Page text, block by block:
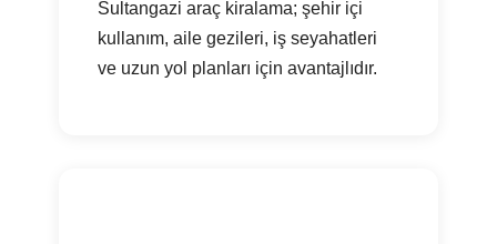
Sultangazi araç kiralama; şehir içi
kullanım, aile gezileri, iş seyahatleri
ve uzun yol planları için avantajlıdır.